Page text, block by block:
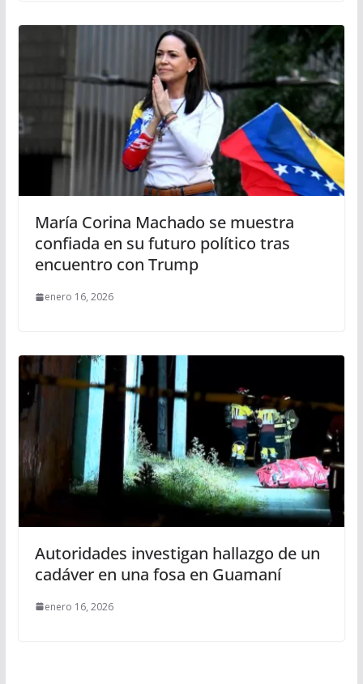
María Corina Machado se muestra
confiada en su futuro político tras
encuentro con Trump
enero 16, 2026
Autoridades investigan hallazgo de un
cadáver en una fosa en Guamaní
enero 16, 2026